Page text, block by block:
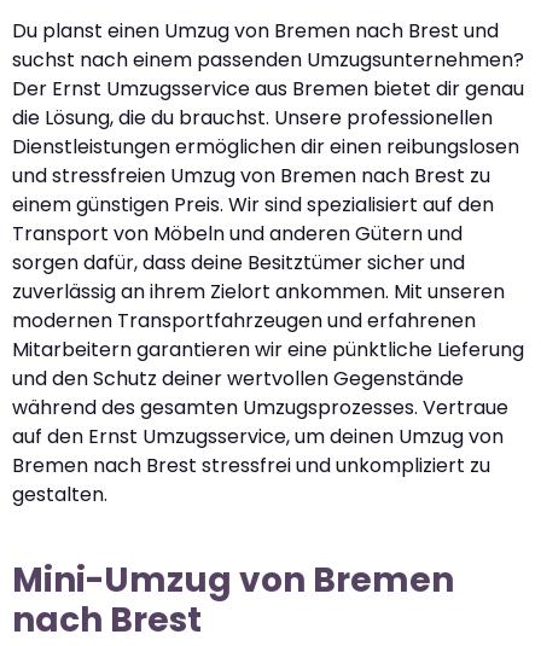
Du planst einen Umzug von Bremen nach Brest und
suchst nach einem passenden Umzugsunternehmen?
Der Ernst Umzugsservice aus Bremen bietet dir genau
die Lösung, die du brauchst. Unsere professionellen
Dienstleistungen ermöglichen dir einen reibungslosen
und stressfreien Umzug von Bremen nach Brest zu
einem günstigen Preis. Wir sind spezialisiert auf den
Transport von Möbeln und anderen Gütern und
sorgen dafür, dass deine Besitztümer sicher und
zuverlässig an ihrem Zielort ankommen. Mit unseren
modernen Transportfahrzeugen und erfahrenen
Mitarbeitern garantieren wir eine pünktliche Lieferung
und den Schutz deiner wertvollen Gegenstände
während des gesamten Umzugsprozesses. Vertraue
auf den Ernst Umzugsservice, um deinen Umzug von
Bremen nach Brest stressfrei und unkompliziert zu
gestalten.
Mini-Umzug von Bremen
nach Brest